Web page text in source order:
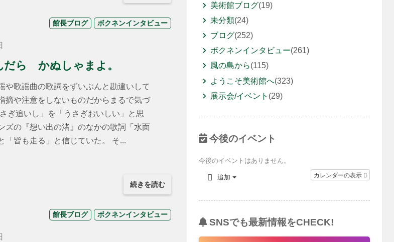
館長ブログ ボクネンインタビュー
ら かぬしゃまよ。
歌謡曲の歌詞をずいぶんと勘違いして
摘や注意をしないものだからまるで気づ
ぎ追いし」を「うさぎおいしい」と思
ズの『想い出の渚』のなかの歌詞「水面
「皆も走る」と信じていた。 そ...
続きを読む
館長ブログ ボクネンインタビュー
美術館ブログ(19)
未分類(24)
ブログ(252)
ボクネンインタビュー(261)
風の島から(115)
ようこそ美術館へ(323)
展示会/イベント (29)
今後のイベント
今後のイベントはありません。
カレンダーの表示
追加
SNSでも最新情報をCHECK!